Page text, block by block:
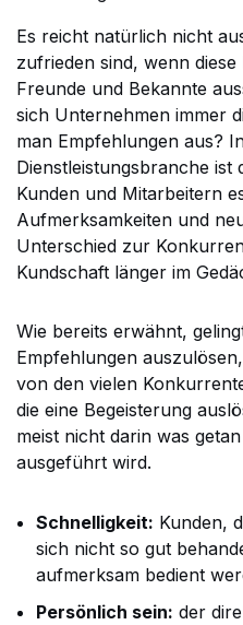
Es reicht natürlich nicht
zufrieden sind, wenn
Freunde und Bekannte
sich Unternehmen immer
man Empfehlungen aus?
Dienstleistungsbranche ist
Kunden und Mitarbeitern
Aufmerksamkeiten und
Unterschied zur
Kundschaft länger im
Wie bereits erwähnt,
Empfehlungen
von den vielen
die eine Begeisterung
meist nicht darin was
ausgeführt wird.
Schnelligkeit: Kunden,
sich nicht so gut
aufmerksam bedient
Persönlich sein: der